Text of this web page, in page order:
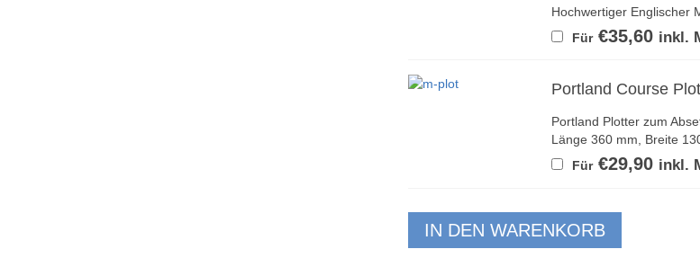
Hochwertiger Englischer
Für €35,60 inkl.
Portland Course
Portland Plotter zum
Länge 360 mm, Breite
Für €29,90 inkl.
IN DEN WARENKORB